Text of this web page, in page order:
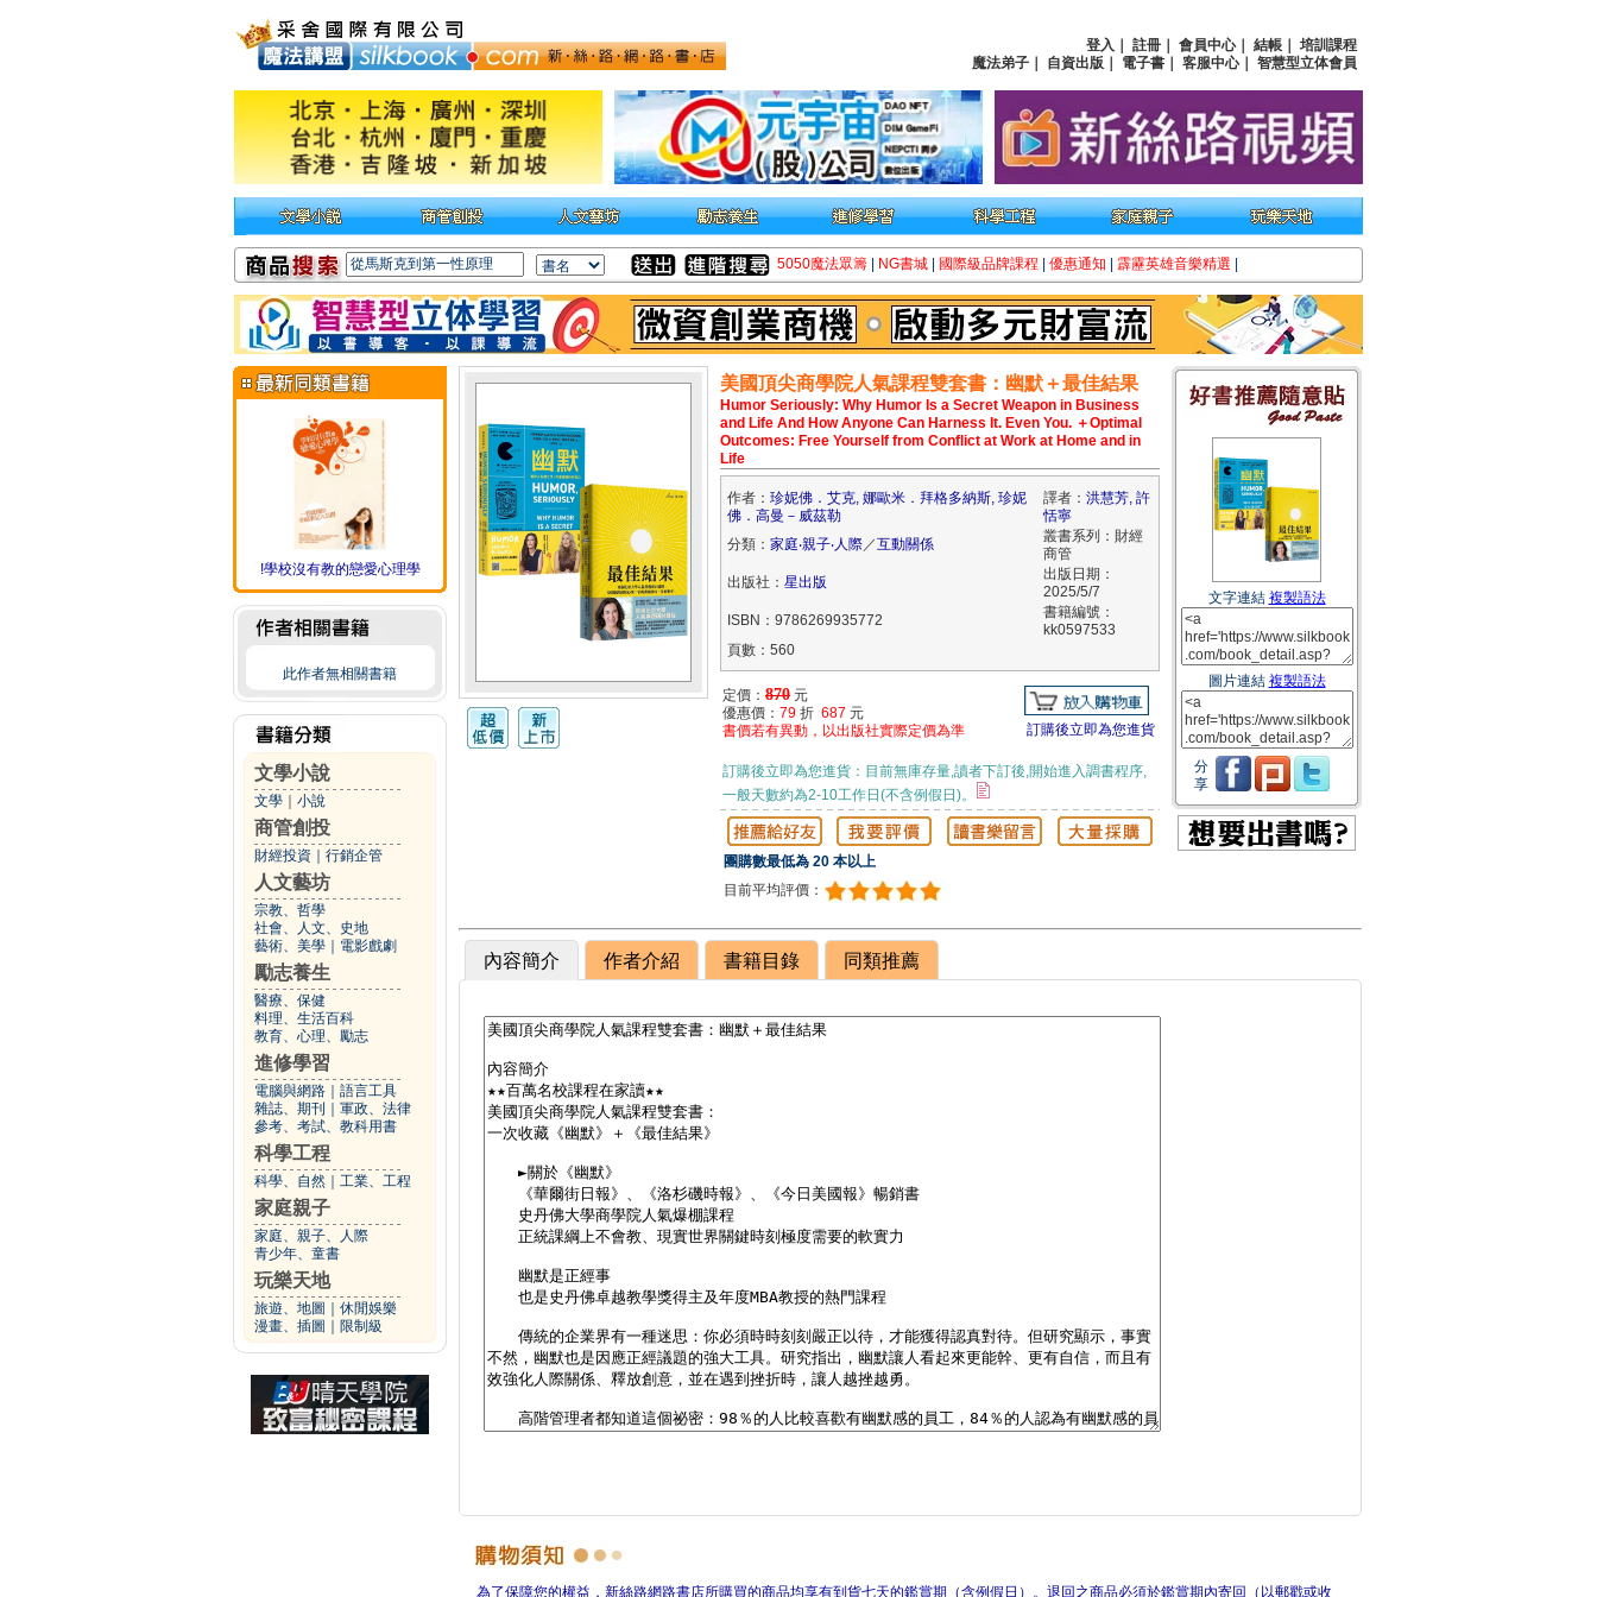
登入 註冊 會員中心｜ 結帳
培訓課程
魔法弟子
自資出版 電子書 客服中心｜ 智慧型立体會員
5050魔法眾籌 NG書城 國際級品牌課程 優惠通知 霹靂英雄音樂精選
!學校沒有教的戀愛心理學
此作者無相關書籍
文學小說
文學 小說
商管創投
財經投資 行銷企管
人文藝坊
宗教、哲學
社會、人文、史地
藝術、美學
電影戲劇
勵志養生
醫療、保健
料理、生活百科
教育、心理、勵志
進修學習
電腦與網路
語言工具
雜誌、期刊
軍政、法律
參考、考試、教科用書
科學工程
科學、自然 工業、工程
家庭親子
家庭、親子、人際
青少年、童書
玩樂天地
旅遊、地圖
休閒娛樂
漫畫、插圖
限制級
美國頂尖商學院人氣課程雙套書：幽默＋最佳結果
Humor Seriously: Why Humor Is a Secret Weapon in Business
and Life And How Anyone Can Harness It. Even You. ＋Optimal
Outcomes: Free Yourself from Conflict at Work at Home and in
Life
作者： 珍妮佛．艾克, 娜歐米．拜格多納斯, 珍妮
佛．高曼－威茲勒
譯者： 洪慧芳, 許
恬寧
分類： 家庭‧親子‧人際／互動關係
叢書系列：財經
商管
出版社： 星出版
出版日期：
2025/5/7
ISBN：9786269935772
書籍編號：
kk0597533
頁數：560
定價： 870 元
優惠價： 79 折 687 元
書價若有異動，以出版社實際定價為準
訂購後立即為您進貨
訂購後立即為您進貨：目前無庫存量,讀者下訂後,開始進入調書程序,
一般天數約為2-10工作日(不含例假日)。
團購數最低為 20 本以上
目前平均評價：
文字連結 複製語法
圖片連結 複製語法
分
享
內容簡介 作者介紹 書籍目錄 同類推薦
為了保障您的權益，新絲路網路書店所購買的商品均享有到貨七天的鑑賞期（含例假日）。退回之商品必須於鑑賞期內寄回（以郵戳或收